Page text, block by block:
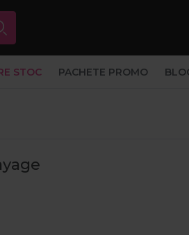
STOC PACHETE PROMO